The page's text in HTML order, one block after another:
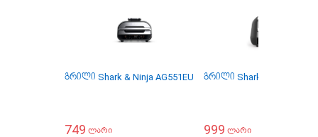
გრილი Shark & Ninja AG551EU
749 ლარი
გრილი Shark & Ninja
999 ლარი